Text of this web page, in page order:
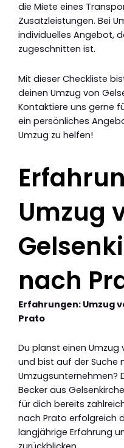
die Miete eines
Zusatzleistungen. Bei
individuelles Angebot,
zugeschnitten ist.
Mit dieser Checkliste
deinen Umzug von
Kontaktiere uns gerne
ein persönliches
Umzug zu helfen!
Umzug
nach
Erfahrungen: Umzug
Prato
Du planst einen Umzug
und bist auf der Suche
Umzugsunternehmen?
Becker aus
für dich bereits
nach Prato erfolgreich
langjährige Erfahrung